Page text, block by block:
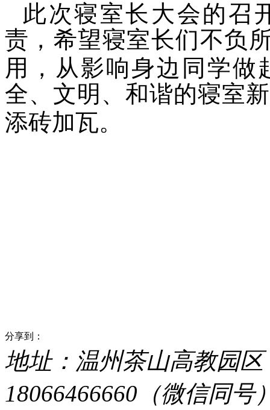
此次寝室长大会的召
责，希望寝室长们不负
用，从影响身边同学做
全、文明、和谐的寝室
添砖加瓦。
分享到：
地址：温州茶山高教园区
18066466660（微信同号